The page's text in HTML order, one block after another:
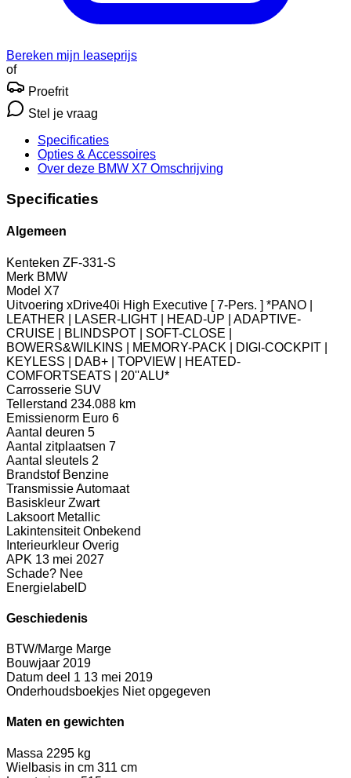
Bereken mijn leaseprijs
of
Proefrit
Stel je vraag
Specificaties
Opties & Accessoires
Over deze BMW X7 Omschrijving
Specificaties
Algemeen
Kenteken ZF-331-S
Merk BMW
Model X7
Uitvoering xDrive40i High Executive [ 7-Pers. ] *PANO |
LEATHER | LASER-LIGHT | HEAD-UP | ADAPTIVE-
CRUISE | BLINDSPOT | SOFT-CLOSE |
BOWERS&WILKINS | MEMORY-PACK | DIGI-COCKPIT |
KEYLESS | DAB+ | TOPVIEW | HEATED-
COMFORTSEATS | 20''ALU*
Carrosserie SUV
Tellerstand 234.088 km
Emissienorm Euro 6
Aantal deuren 5
Aantal zitplaatsen 7
Aantal sleutels 2
Brandstof Benzine
TransmissieAutomaat
Basiskleur Zwart
Laksoort Metallic
Lakintensiteit Onbekend
Interieurkleur Overig
APK 13 mei 2027
Schade? Nee
Energielabel D
Geschiedenis
BTW/Marge Marge
Bouwjaar 2019
Datum deel 1 13 mei 2019
Onderhoudsboekjes Niet opgegeven
Maten en gewichten
Massa 2295 kg
Wielbasis in cm 311 cm